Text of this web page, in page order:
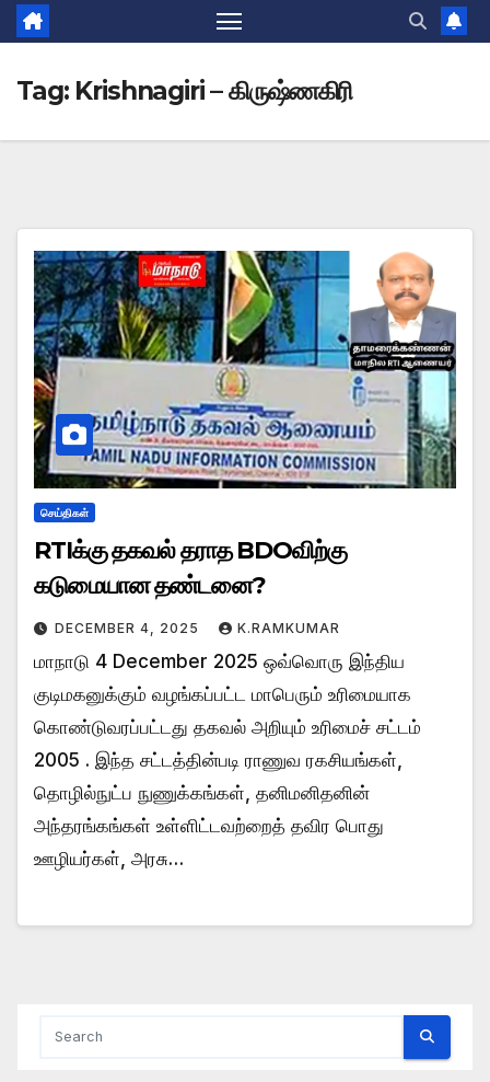
Tag: Krishnagiri – கிருஷ்ணகிரி
செய்திகள்
RTIக்கு தகவல் தராத BDOவிற்கு
கடுமையான தண்டனை?
DECEMBER 4, 2025 K.RAMKUMAR
மாநாடு 4 December 2025 ஒவ்வொரு இந்திய
குடிமகனுக்கும் வழங்கப்பட்ட மாபெரும் உரிமையாக
கொண்டுவரப்பட்டது தகவல் அறியும் உரிமைச் சட்டம்
2005 . இந்த சட்டத்தின்படி ராணுவ ரகசியங்கள்,
தொழில்நுட்ப நுணுக்கங்கள், தனிமனிதனின்
அந்தரங்கங்கள் உள்ளிட்டவற்றைத் தவிர பொது
ஊழியர்கள், அரசு…